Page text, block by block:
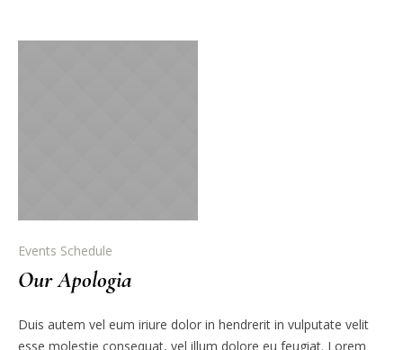
Events Schedule
Our Apologia
Duis autem vel eum iriure dolor in hendrerit in vulputate velit
esse molestie consequat, vel illum dolore eu feugiat. Lorem